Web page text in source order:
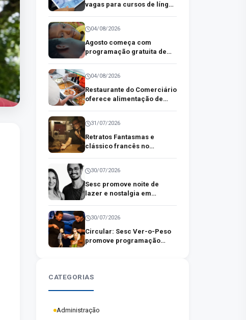
vagas para cursos de língua
04/08/2026
Agosto começa com
programação gratuita de
04/08/2026
Restaurante do Comerciário
oferece alimentação de
Belém
31/07/2026
Retratos Fantasmas e
clássico francês no
30/07/2026
Sesc promove noite de
lazer e nostalgia em
30/07/2026
Circular: Sesc Ver-o-Peso
promove programação
CATEGORIAS
Administração